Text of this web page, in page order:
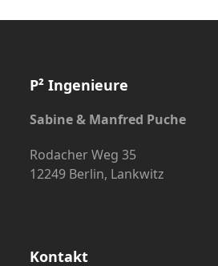
to
the
first
slide
P² Ingenieure
Sabine & Manfred Puche
Rodacher Weg 35
12249 Berlin, Lankwitz
Kontakt